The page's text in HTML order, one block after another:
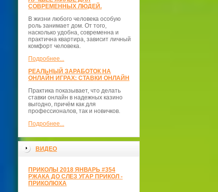
СОВРЕМЕННЫХ ЛЮДЕЙ.
В жизни любого человека особую
роль занимает дом. От того,
насколько удобна, современна и
практична квартира, зависит личный
комфорт человека.
Подробнее...
РЕАЛЬНЫЙ ЗАРАБОТОК НА
ОНЛАЙН ИГРАХ: СТАВКИ ОНЛАЙН
Практика показывает, что делать
ставки онлайн в надежных казино
выгодно, причём как для
профессионалов, так и новичков.
Подробнее...
ВИДЕО
ПРИКОЛЫ 2018 ЯНВАРЬ #354
РЖАКА ДО СЛЕЗ УГАР ПРИКОЛ -
ПРИКОЛЮХА